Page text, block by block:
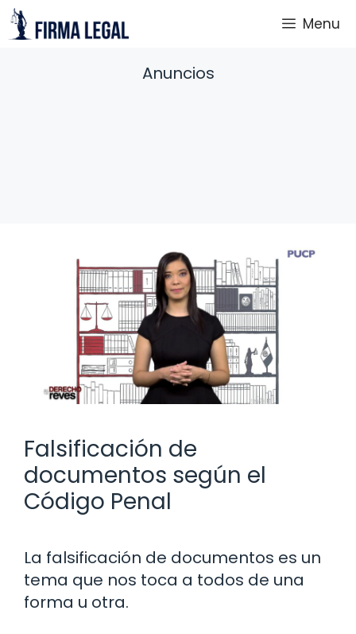
Saltar
al
Menu
Anuncios
Falsificación de
documentos según el
Código Penal
La falsificación de documentos es un
tema que nos toca a todos de una
forma u otra.